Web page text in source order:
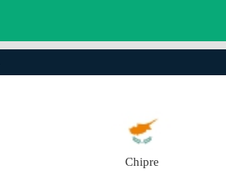
Chipre